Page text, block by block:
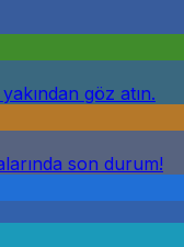
göz atın.
son durum!